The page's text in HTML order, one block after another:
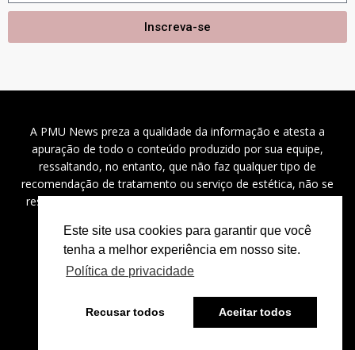
Inscreva-se
A PMU News preza a qualidade da informação e atesta a
apuração de todo o conteúdo produzido por sua equipe,
ressaltando, no entanto, que não faz qualquer tipo de
recomendação de tratamento ou serviço de estética, não se
responsabilizando por problemas de saúde, danos a saúde
2024 ©PMU News– Todos os direitos reservados.
Bravíssimo
Este site usa cookies para garantir que você
tenha a melhor experiência em nosso site.
Política de privacidade
Recusar todos Aceitar todos